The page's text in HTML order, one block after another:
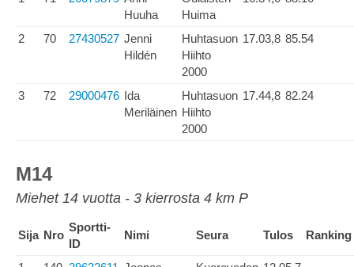
Huuha
Huima
2 70 27430527 Jenni
Hildén
Huhtasuon
Hiihto
2000
17.03,8 85.54
3 72 29000476 Ida
Meriläinen
Huhtasuon
Hiihto
2000
17.44,8 82.24
M14
Miehet 14 vuotta - 3 kierrosta 4 km P
Sija Nro
Sportti-
ID
Nimi Seura Tulos Ranking